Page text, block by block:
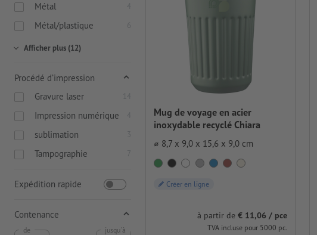
Métal 4
Métal/plastique 6
Afficher plus (12)
Procédé d’impression
Gravure laser
14
Impression numérique 4
sublimation 3
Tampographie 7
Expédition rapide
Contenance
de jusqu'à
Mug de voyage en acier
inoxydable recyclé Chiara
⌀ 8,7 x 9,0 x 15,6 x 9,0 cm
Créer en ligne
à partir de € 11,06 / pce
TVA incluse pour 5000 pc.